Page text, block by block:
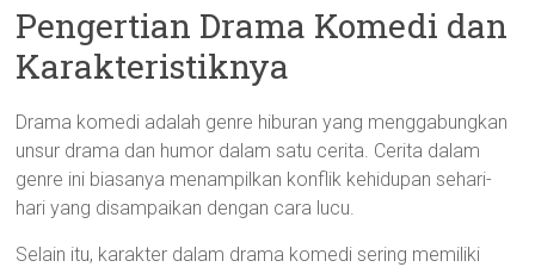
Pengertian Drama Komedi dan
Karakteristiknya
Drama komedi adalah genre hiburan yang menggabungkan
unsur drama dan humor dalam satu cerita. Cerita dalam
genre ini biasanya menampilkan konflik kehidupan sehari-
hari yang disampaikan dengan cara lucu.
Selain itu, karakter dalam drama komedi sering memiliki